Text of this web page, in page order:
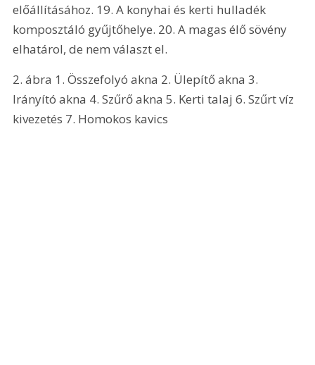
előállításához. 19. A konyhai és kerti hulladék
komposztáló gyűjtőhelye. 20. A magas élő sövény
elhatárol, de nem választ el.
2. ábra 1. Összefolyó akna 2. Ülepítő akna 3.
Irányító akna 4. Szűrő akna 5. Kerti talaj 6. Szűrt víz
kivezetés 7. Homokos kavics